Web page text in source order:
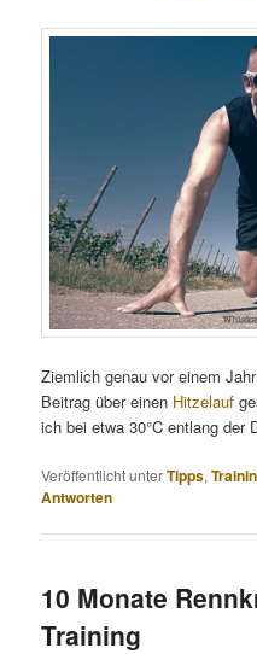
Ziemlich genau vor einem
Beitrag über einen Hitzelauf
ich bei etwa 30°C entlang der
Veröffentlicht unterTipps,
Antworten
10 Monate
Training